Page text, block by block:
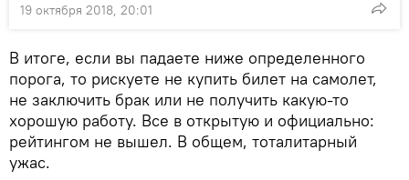
19 октября 2018, 20:01
В итоге, если вы падаете ниже определенного
порога, то рискуете не купить билет на самолет,
не заключить брак или не получить какую-то
хорошую работу. Все в открытую и официально:
рейтингом не вышел. В общем, тоталитарный
ужас.